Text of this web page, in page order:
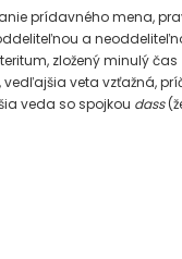
prídavného mena,
a
zložený minulý čas
veta vzťažná,
veda so spojkou dass